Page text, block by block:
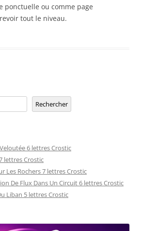
ponctuelle ou comme page
tout le niveau.
Rechercher
6 lettres Crostic
lettres Crostic
Les Rochers 7 lettres Crostic
De Flux Dans Un Circuit 6 lettres Crostic
Liban 5 lettres Crostic